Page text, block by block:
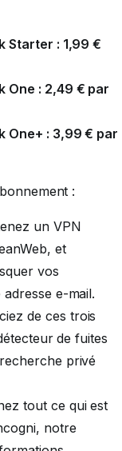
Starter : 1,99 €
One : 2,49 € par
One+ : 3,99 € par
:
un VPN
et
vos
e-mail.
de ces trois
de fuites
privé
tout ce qui est
notre